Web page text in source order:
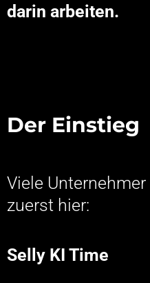
darin arbeiten.
Der Einstieg
Viele
zuerst hier:
Selly KI Time